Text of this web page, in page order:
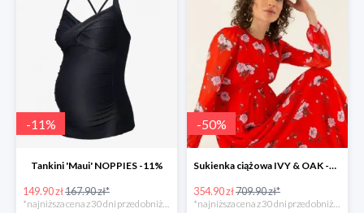
-11%
Tankini 'Maui' NOPPIES -11%
149.90 zł167.90 zł*
*najniższa cena z 30 dni przed obniżką
-50%
Sukienka ciążowa IVY & OAK -50%
354.90 zł709.90 zł*
*najniższa cena z 30 dni przed obniżką